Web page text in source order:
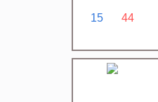
15 44